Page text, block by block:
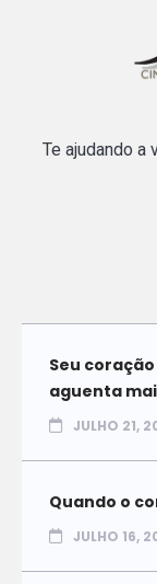
Te ajudando a
Seu
aguenta
JULHO 21,
Quando o
JULHO 16,